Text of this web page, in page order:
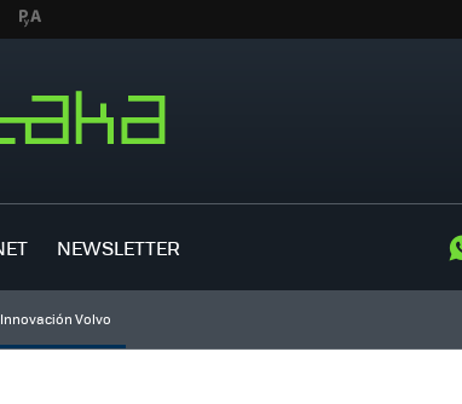
NEWSLETTER
Innovación Volvo